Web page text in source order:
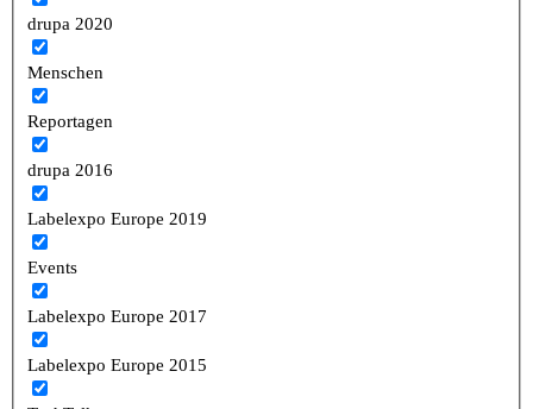
drupa 2020
Menschen
Reportagen
drupa 2016
Labelexpo Europe 2019
Events
Labelexpo Europe 2017
Labelexpo Europe 2015